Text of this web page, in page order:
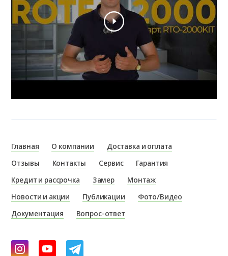
Главная О компании
Доставка и оплата
Отзывы
Контакты Сервис
Гарантия
Кредит и рассрочка
Замер
Монтаж
Новости и акции
Публикации
Фото/Видео
Документация
Вопрос-ответ